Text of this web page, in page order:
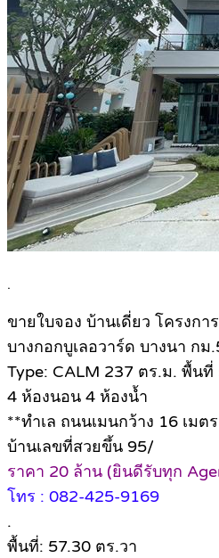
.
ขายใบจอง บ้านเดี่ยว โครงการ
บางกอกบูเลอวาร์ด บางนา กม
Type: CALM 237 ตร.ม. พื้นที่
4 ห้องนอน 4 ห้องน้ำ
**ทำเล ถนนเมนกว้าง 16 เมตร
บ้านเลขที่สวยขึ้น 95/
ราคา 20 ล้าน (ยินดีรับทุก
โทร : 082-425-9169
.
พื้นที่: 57.30 ตร.วา